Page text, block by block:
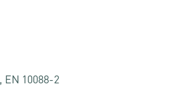
EN 10088-2